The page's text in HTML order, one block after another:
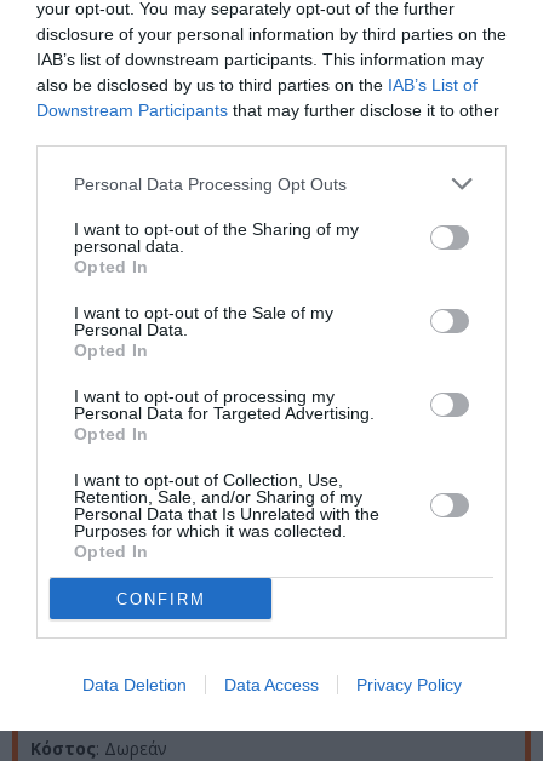
your opt-out. You may separately opt-out of the further
disclosure of your personal information by third parties on the
IAB’s list of downstream participants. This information may
also be disclosed by us to third parties on the IAB’s List of
Downstream Participants that may further disclose it to other
Personal Data Processing Opt Outs
I want to opt-out of the Sharing of my
personal data.
Opted In
I want to opt-out of the Sale of my
Personal Data.
Opted In
I want to opt-out of processing my
Personal Data for Targeted Advertising.
Opted In
I want to opt-out of Collection, Use,
Retention, Sale, and/or Sharing of my
Personal Data that Is Unrelated with the
Purposes for which it was collected.
Opted In
CONFIRM
Data Deletion Data Access Privacy Policy
τουλάχιστον μία ταινία μικρού μήκους που να έχει
παιχτεί σε αναγνωρισμένα φεστιβάλ της Ελλάδας και
του εξωτερικού.
Γλώσσα εργασίας είναι η αγγλική
Προθεσμία Υποβολής των Αιτήσεων & Δικαιολογητικά:
Οι αιτήσεις θα πρέπει να υποβάλλονται ηλεκτρονικά
στο info@mfi.gr μέχρι και την
Θα πρέπει να συνοδεύονται από πλήρες βιογραφικό
σημείωμα και σημείωμα του δημιουργού. Η ιδέα θα
πρέπει να αναπτύσσεται σε μια σύντομη περίληψη (1-2
σελίδες).
Όλα τα κείμενα θα πρέπει να υποβληθούν στα αγγλικά
Ταυτότητα
Τοποθεσία: Μεσογειακό Ινστιτούτο Κινηματογράφου,
Βαρβάκη 38, Αθήνα
Αιτήσεις: Έως 5 Σεπτεμβρίου 2015
Κόστος: Δωρεάν